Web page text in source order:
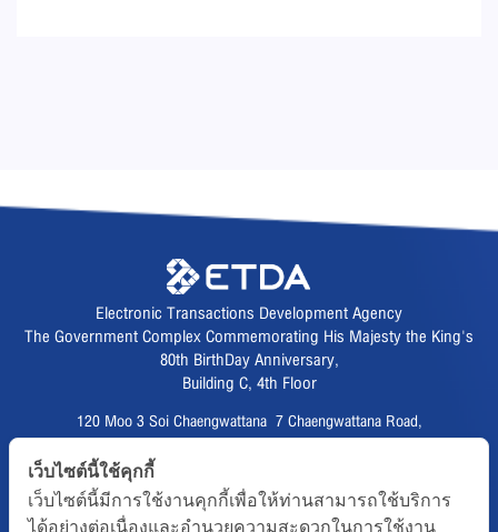
Electronic Transactions Development Agency
The Government Complex Commemorating His Majesty the King's
80th BirthDay Anniversary,
Building C, 4th Floor
120 Moo 3 Soi Chaengwattana 7 Chaengwattana Road,
Fax :02 123 1200
เว็บไซต์นี้ใช้คุกกี้
เว็บไซต์นี้มีการใช้งานคุกกี้เพื่อให้ท่านสามารถใช้บริการ
ได้อย่างต่อเนื่องและอำนวยความสะดวกในการใช้งาน